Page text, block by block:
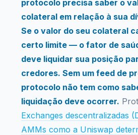
protocolo precisa saber o
colateral em relação à sua
Se o valor do seu colateral
certo limite — o fator de
deve liquidar sua posição
credores. Sem um feed de
protocolo não tem como
liquidação deve ocorrer.
Exchanges descentralizadas
AMMs como a Uniswap